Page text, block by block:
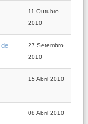
11 Outubro
2010
de
27 Setembro
2010
15 Abril 2010
08 Abril 2010